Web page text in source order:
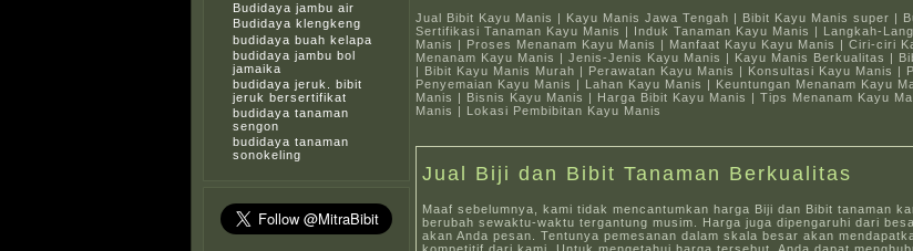
Budidaya jambu air
Budidaya klengkeng
budidaya buah kelapa
budidaya jambu bol
jamaika
budidaya jeruk. bibit
jeruk bersertifikat
budidaya tanaman
sengon
budidaya tanaman
sonokeling
Jual Bibit Kayu Manis | Kayu Manis Jawa Tengah | Bibit Kayu Manis super |
Sertifikasi Tanaman Kayu Manis | Induk Tanaman Kayu Manis | Langkah-
Manis | Proses Menanam Kayu Manis | Manfaat Kayu Kayu Manis | Ciri-ciri
Menanam Kayu Manis | Jenis-Jenis Kayu Manis | Kayu Manis Berkualitas |
| Bibit Kayu Manis Murah | Perawatan Kayu Manis | Konsultasi Kayu Manis |
Penyemaian Kayu Manis | Lahan Kayu Manis | Keuntungan Menanam Kayu
Manis | Bisnis Kayu Manis | Harga Bibit Kayu Manis | Tips Menanam Kayu
Manis | Lokasi Pembibitan Kayu Manis
Jual Biji dan Bibit Tanaman Berkualitas
Maaf sebelumnya, kami tidak mencantumkan harga Biji dan Bibit tanaman
berubah sewaktu-waktu tergantung musim. Harga juga dipengaruhi dari
akan Anda pesan. Tentunya pemesanan dalam skala besar akan